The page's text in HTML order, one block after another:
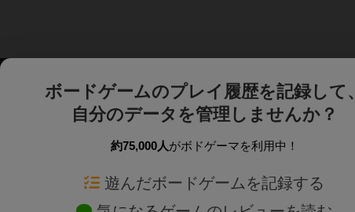
ボードゲームのプレイ履歴を記録して、
自分のデータを管理しませんか？
約75,000人がボドゲーマを利用中！
遊んだボードゲームを記録する